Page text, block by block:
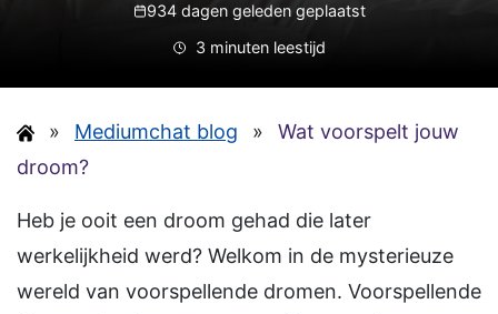
934 dagen geleden geplaatst
3 minuten leestijd
» Mediumchat blog »
Wat voorspelt jouw
droom?
Heb je ooit een droom gehad die later
werkelijkheid werd? Welkom in de mysterieuze
wereld van voorspellende dromen. Voorspellende